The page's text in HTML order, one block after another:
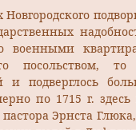
Новгородского
военными
посольством,
и подверглось
по 1715 г.
Эрнста